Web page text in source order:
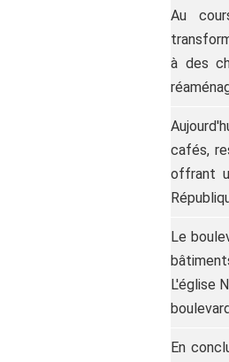
Au
à des
cafés,
offrant
Le
L'église
En